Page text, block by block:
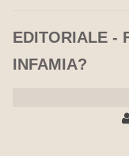
EDITORIALE -
INFAMIA?